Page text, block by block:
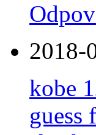
2018-
kobe
guess